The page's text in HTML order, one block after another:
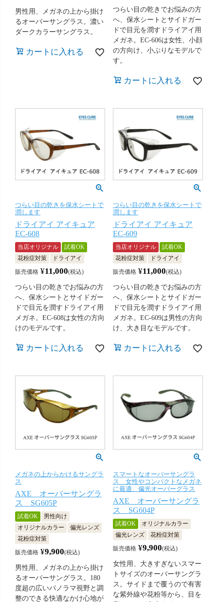
男性用、メガネの上から掛け
るオーバーサングラス。濃い
ダークカラーサングラス。
カートに入れる
つらい目の乾きでお悩みの方
へ、保水シートとサイドガー
ドで目元を潤すドライアイ用
メガネ。EC-606は女性、小顔
の方向け、小ぶりなモデルで
す。
カートに入れる
つらい目の乾きを保水シートで
潤します
ドライアイ アイキュア
EC-608
当店オリジナル
試着OK
花粉症対策
ドライアイ
販売価格 ¥11,000 税込
つらい目の乾きでお悩みの方
へ、保水シートとサイドガー
ドで目元を潤すドライアイ用
メガネ。EC-608は女性の方向
けのモデルです。
カートに入れる
つらい目の乾きを保水シートで
潤します
ドライアイ アイキュア
EC-609
当店オリジナル
試着OK
花粉症対策
ドライアイ
販売価格 ¥11,000 税込
つらい目の乾きでお悩みの方
へ、保水シートとサイドガー
ドで目元を潤すドライアイ用
メガネ。EC-609は男性の方向
け、大き目なモデルです。
カートに入れる
メガネの上からかけるサングラ
ス
AXE オーバーサングラ
ス SG605P
試着OK
男性向け
オリジナルカラー
偏光レンズ
花粉症対策
販売価格 ¥9,900 税込
男性用、メガネの上から掛け
るオーバーサングラス。180
度超の広いパノラマ視野と調
整のできる快適なかけ心地が
スマートなオーバーサングラ
ス 女性やコンパクトなメガネ
に最適、偏光オーバーグラス
AXE オーバーサングラ
ス SG604P
試着OK
オリジナルカラー
偏光レンズ
花粉症対策
販売価格 ¥9,900 税込
女性用、大きすぎないスマー
トサイズのオーバーサングラ
ス。サイドまで覆うので有害
な紫外線や花粉等から、目を